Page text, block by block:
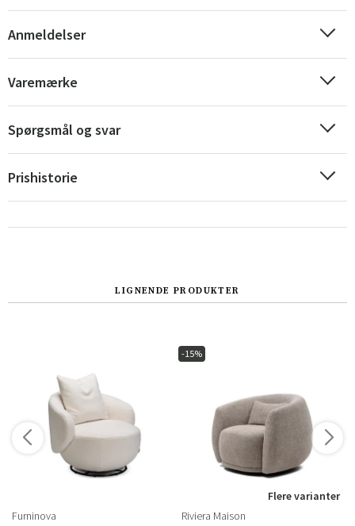
Norge
Suomi
Anmeldelser
Varemærke
Spørgsmål og svar
Prishistorie
LIGNENDE PRODUKTER
Furninova
-15%
Flere varianter
Riviera Maison